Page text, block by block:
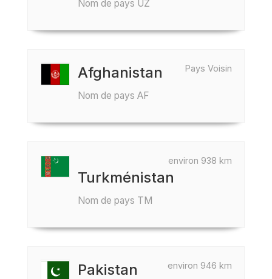
Nom de pays UZ
Pays Voisin
Afghanistan
Nom de pays AF
environ 938 km
Turkménistan
Nom de pays TM
environ 946 km
Pakistan